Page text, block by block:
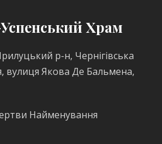
Храм
р-н, Чернігівська
вулиця Якова Де Бальмена,
Найменування